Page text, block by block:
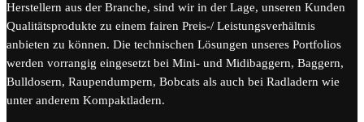
Herstellern aus der Branche, sind wir in der Lage, unseren Kunden
Qualitätsprodukte zu einem fairen Preis-/ Leistungsverhältnis
anbieten zu können. Die technischen Lösungen unseres Portfolios
werden vorrangig eingesetzt bei Mini- und Midibaggern, Baggern,
Bulldosern, Raupendumpern, Bobcats als auch bei Radladern wie
unter anderem Kompaktladern.